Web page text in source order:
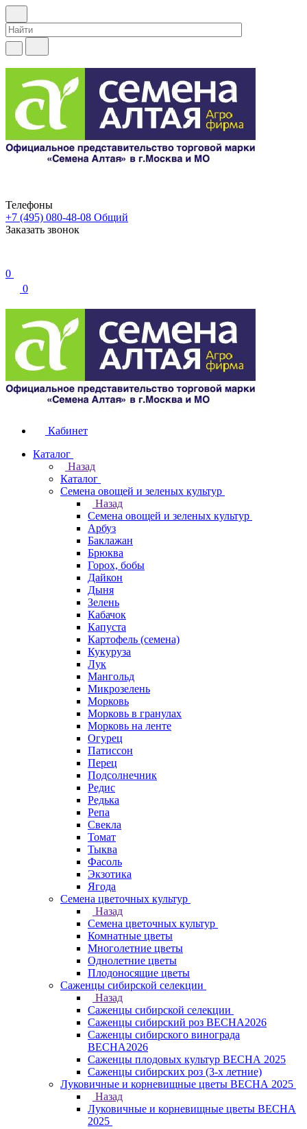
Телефоны
+7 (495) 080-48-08 Общий
Заказать звонок
0
0
Кабинет
Каталог
Назад
Каталог
Семена овощей и зеленых культур
Назад
Семена овощей и зеленых культур
Арбуз
Баклажан
Брюква
Горох, бобы
Дайкон
Дыня
Зелень
Кабачок
Капуста
Картофель (семена)
Кукуруза
Лук
Мангольд
Микрозелень
Морковь
Морковь в гранулах
Морковь на ленте
Огурец
Патиссон
Перец
Подсолнечник
Редис
Редька
Репа
Свекла
Томат
Тыква
Фасоль
Экзотика
Ягода
Семена цветочных культур
Назад
Семена цветочных культур
Комнатные цветы
Многолетние цветы
Однолетние цветы
Плодоносящие цветы
Саженцы сибирской селекции
Назад
Саженцы сибирской селекции
Саженцы сибирский роз ВЕСНА2026
Саженцы сибирского винограда
ВЕСНА2026
Саженцы плодовых культур ВЕСНА 2025
Саженцы сибирских роз (3-х летние)
Луковичные и корневищные цветы ВЕСНА 2025
Назад
Луковичные и корневищные цветы ВЕСНА
2025